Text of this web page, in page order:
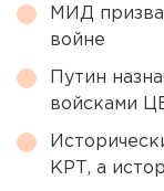
МИД
войне
Путин
войсками
КРТ, а